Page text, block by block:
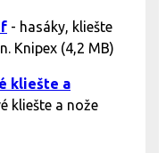
- hasáky, kliešte
Knipex (4,2 MB)
kliešte a
kliešte a nože